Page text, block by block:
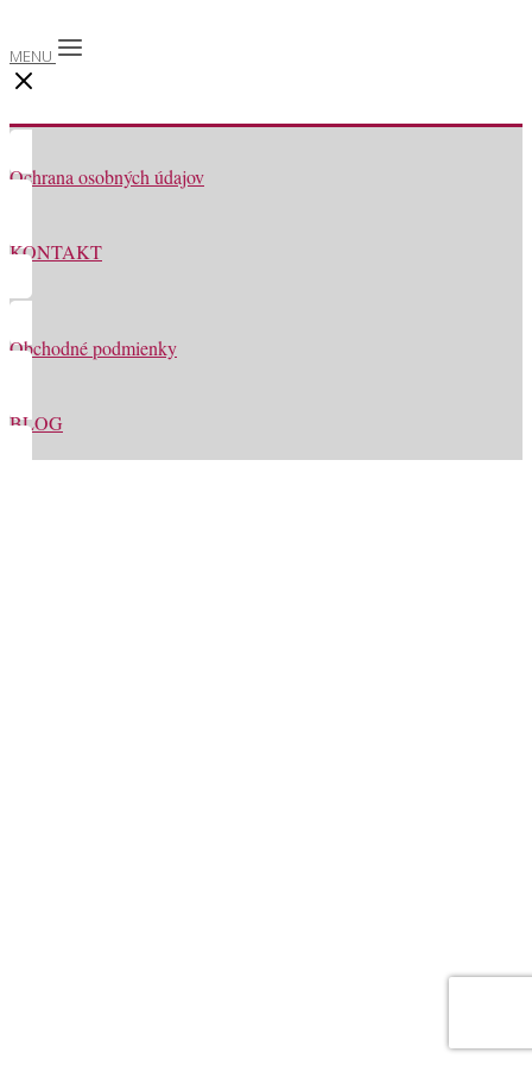
MENU
Ochrana osobných údajov
KONTAKT
Obchodné podmienky
BLOG